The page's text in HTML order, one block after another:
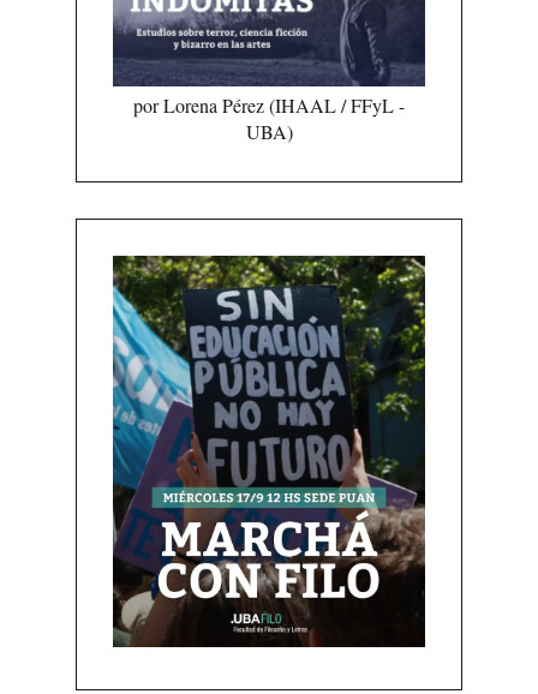
por Lorena Pérez (IHAAL / FFyL -
UBA)